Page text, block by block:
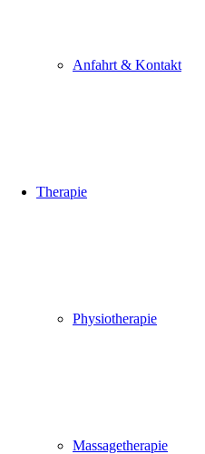
Anfahrt & Kontakt
Therapie
Physiotherapie
Massagetherapie